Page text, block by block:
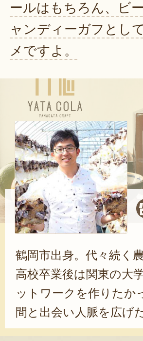
ールはもちろん、ビ
ャンディーガフとし
メですよ。
鶴岡市出身。代々続く
高校卒業後は関東の大
ットワークを作りたか
間と出会い人脈を広げ
にUターンした。鈴木